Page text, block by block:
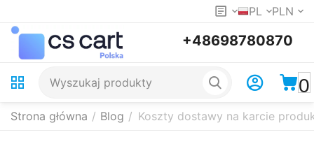
PL PLN
+48698780870
0
Strona główna / Blog / Koszty dostawy na karcie